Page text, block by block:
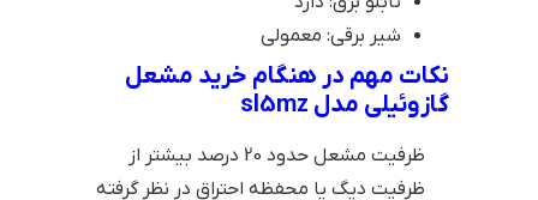
شیر برقی: معمولی
نکات مهم در هنگام خرید مشعل
گازوئیلی مدل sl5mz
ظرفیت مشعل حدود 20 درصد بیشتر از
ظرفیت دیگ یا محفظه احتراق در نظر گرفته